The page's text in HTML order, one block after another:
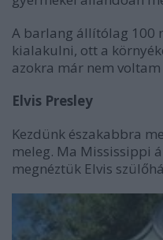
A barlang állítólag 100
kialakulni, ott a
azokra már nem voltam
Elvis Presley
Kezdünk északabbra
meleg. Ma Mississippi
megnéztük Elvis